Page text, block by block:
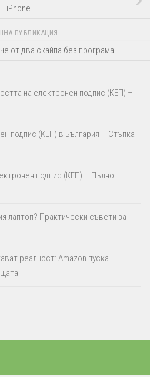
iPhone
ПУБЛИКАЦИЯ
от два скайпа без програма
на електронен подпис (КЕП) –
подпис (КЕП) в България – Стъпка
подпис (КЕП) – Пълно
лаптоп? Практически съвети за
реалност: Amazon пуска